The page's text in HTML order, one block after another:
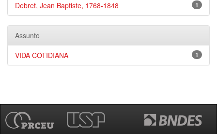
1
Debret, Jean Baptiste, 1768-1848
Assunto
1
VIDA COTIDIANA